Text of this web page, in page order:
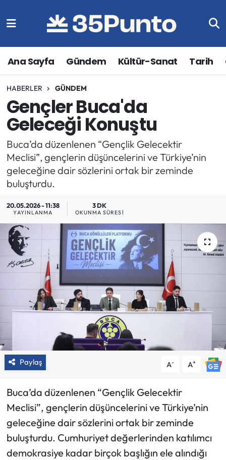
Ana Sayfa Gündem Kültür-Sanat Tarih
HABERLER GÜNDEM
Gençler Buca'da
Geleceği Konuştu
Buca’da düzenlenen “Gençlik Gelecektir
Meclisi”, gençlerin düşüncelerini ve Türkiye’nin
geleceğine dair sözlerini ortak bir zeminde
buluşturdu.
20.05.2026 - 11:38
YAYINLANMA
3 DK
OKUNMA SÜRESI
Paylaş A- A+
Buca’da düzenlenen “Gençlik Gelecektir
Meclisi”, gençlerin düşüncelerini ve Türkiye’nin
geleceğine dair sözlerini ortak bir zeminde
buluşturdu. Cumhuriyet değerlerinden katılımcı
demokrasiye kadar birçok başlığın ele alındığı